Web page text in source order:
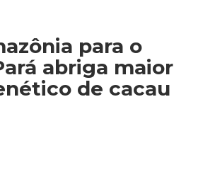
para o
abriga maior
de cacau